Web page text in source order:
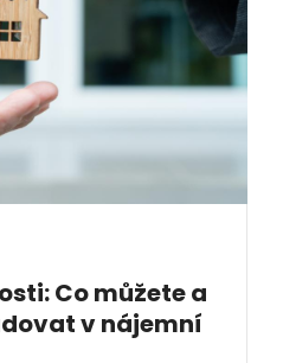
Co můžete a
v nájemní